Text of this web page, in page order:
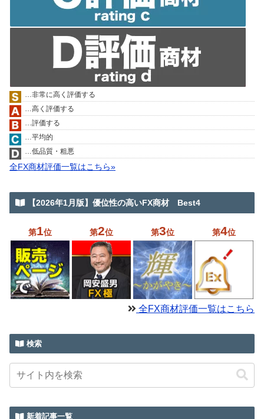
…非常に高く評価する
…高く評価する
…評価する
…平均的
…低品質・粗悪
全FX商材評価一覧はこちら»
【2026年1月版】優位性の高いFX商材 Best4
第1位 第2位 第3位 第4位
全FX商材評価一覧はこちら
検索
新着記事一覧